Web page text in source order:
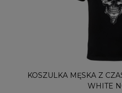
KOSZULKA MĘSKA Z
WHITE